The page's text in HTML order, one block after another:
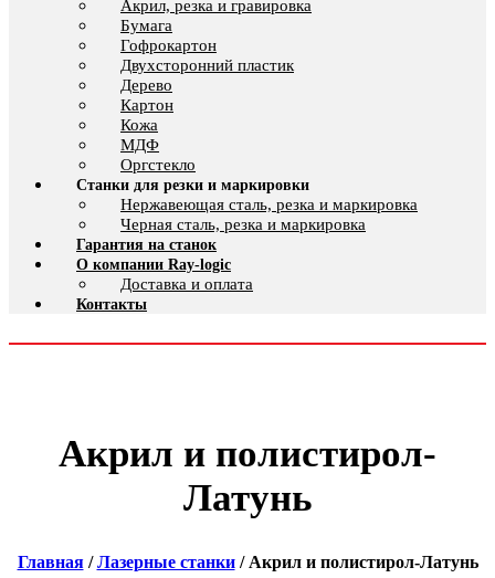
Акрил, резка и гравировка
Бумага
Гофрокартон
Двухсторонний пластик
Дерево
Картон
Кожа
МДФ
Оргстекло
Станки для резки и маркировки
Нержавеющая сталь, резка и маркировка
Черная сталь, резка и маркировка
Гарантия на станок
О компании Ray-logic
Доставка и оплата
Контакты
Акрил и полистирол-
Латунь
Главная/Лазерные станки/ Акрил и полистирол-Латунь